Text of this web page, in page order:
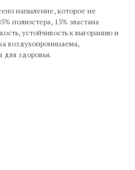
напыление, которое не
полиэстера, 15% эластана
устойчивость к выгоранию и
воздухопроницаема,
для здоровья.